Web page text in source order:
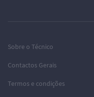
Sobre o Técnico
Contactos Gerais
Termos e condições